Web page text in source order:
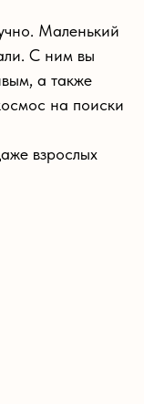
Маленький
С ним вы
а также
на поиски
взрослых